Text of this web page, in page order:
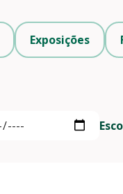
Exposições